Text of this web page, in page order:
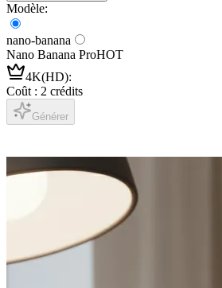
Modèle:
nano-banana
Nano Banana ProHOT
4K(HD):
Coût : 2 crédits
Générer